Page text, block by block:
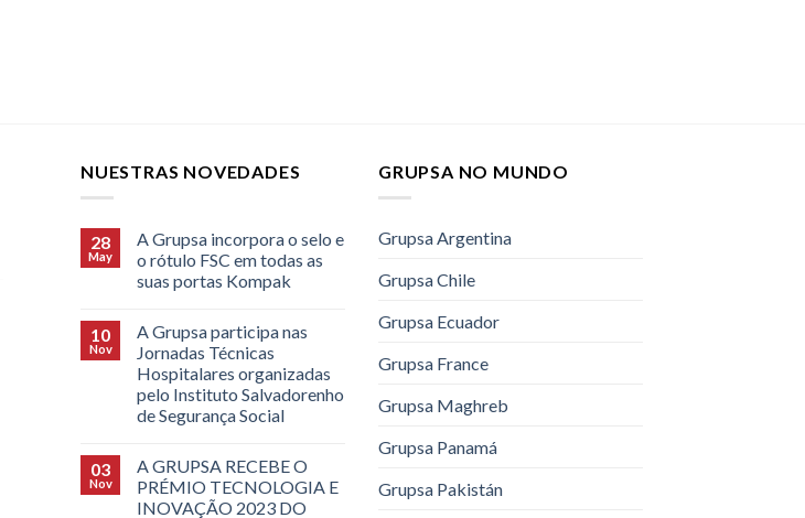
NUESTRAS NOVEDADES
28
May
A Grupsa incorpora o selo e
o rótulo FSC em todas as
suas portas Kompak
10
Nov
A Grupsa participa nas
Jornadas Técnicas
Hospitalares organizadas
pelo Instituto Salvadorenho
de Segurança Social
03
Nov
A GRUPSA RECEBE O
PRÉMIO TECNOLOGIA E
INOVAÇÃO 2023 DO
GRUPSA NO MUNDO
Grupsa Argentina
Grupsa Chile
Grupsa Ecuador
Grupsa France
Grupsa Maghreb
Grupsa Panamá
Grupsa Pakistán